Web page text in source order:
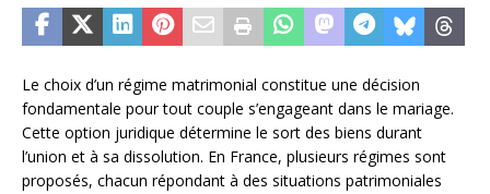
Le choix d’un régime matrimonial constitue une décision
fondamentale pour tout couple s’engageant dans le mariage.
Cette option juridique détermine le sort des biens durant
l’union et à sa dissolution. En France, plusieurs régimes sont
proposés, chacun répondant à des situations patrimoniales